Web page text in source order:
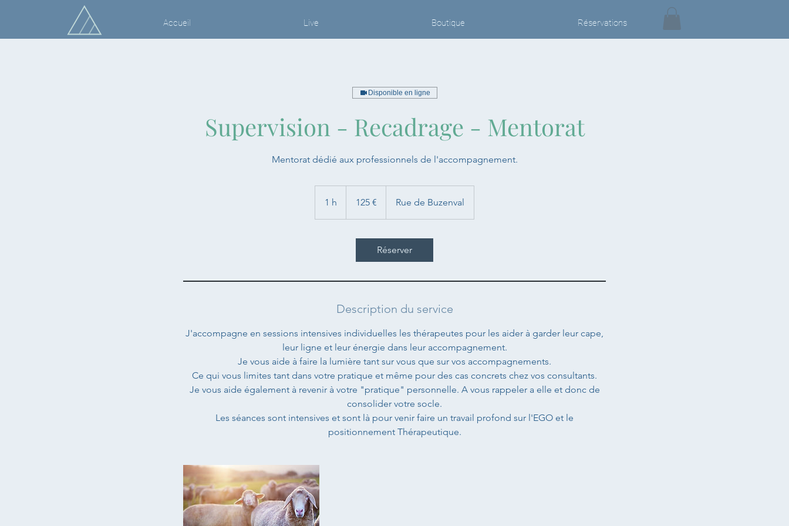
Accueil Live Boutique Réservations
Disponible en ligne
Supervision - Recadrage - Mentorat
Mentorat dédié aux professionnels de l'accompagnement.
1 h 125 € Rue de Buzenval
Réserver
Description du service
J'accompagne en sessions intensives individuelles les thérapeutes pour les aider à garder leur cape,
leur ligne et leur énergie dans leur accompagnement.
Je vous aide à faire la lumière tant sur vous que sur vos accompagnements.
Ce qui vous limites tant dans votre pratique et même pour des cas concrets chez vos consultants.
Je vous aide également à revenir à votre "pratique" personnelle. A vous rappeler a elle et donc de
consolider votre socle.
Les séances sont intensives et sont là pour venir faire un travail profond sur l'EGO et le
positionnement Thérapeutique.